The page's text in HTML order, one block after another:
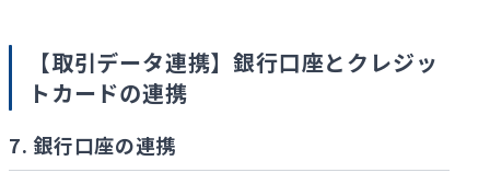
【取引データ連携】銀行口座とクレジッ
トカードの連携
7. 銀行口座の連携